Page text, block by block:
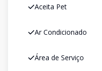
Aceita Pet
Ar Condicionado
Área de Serviço